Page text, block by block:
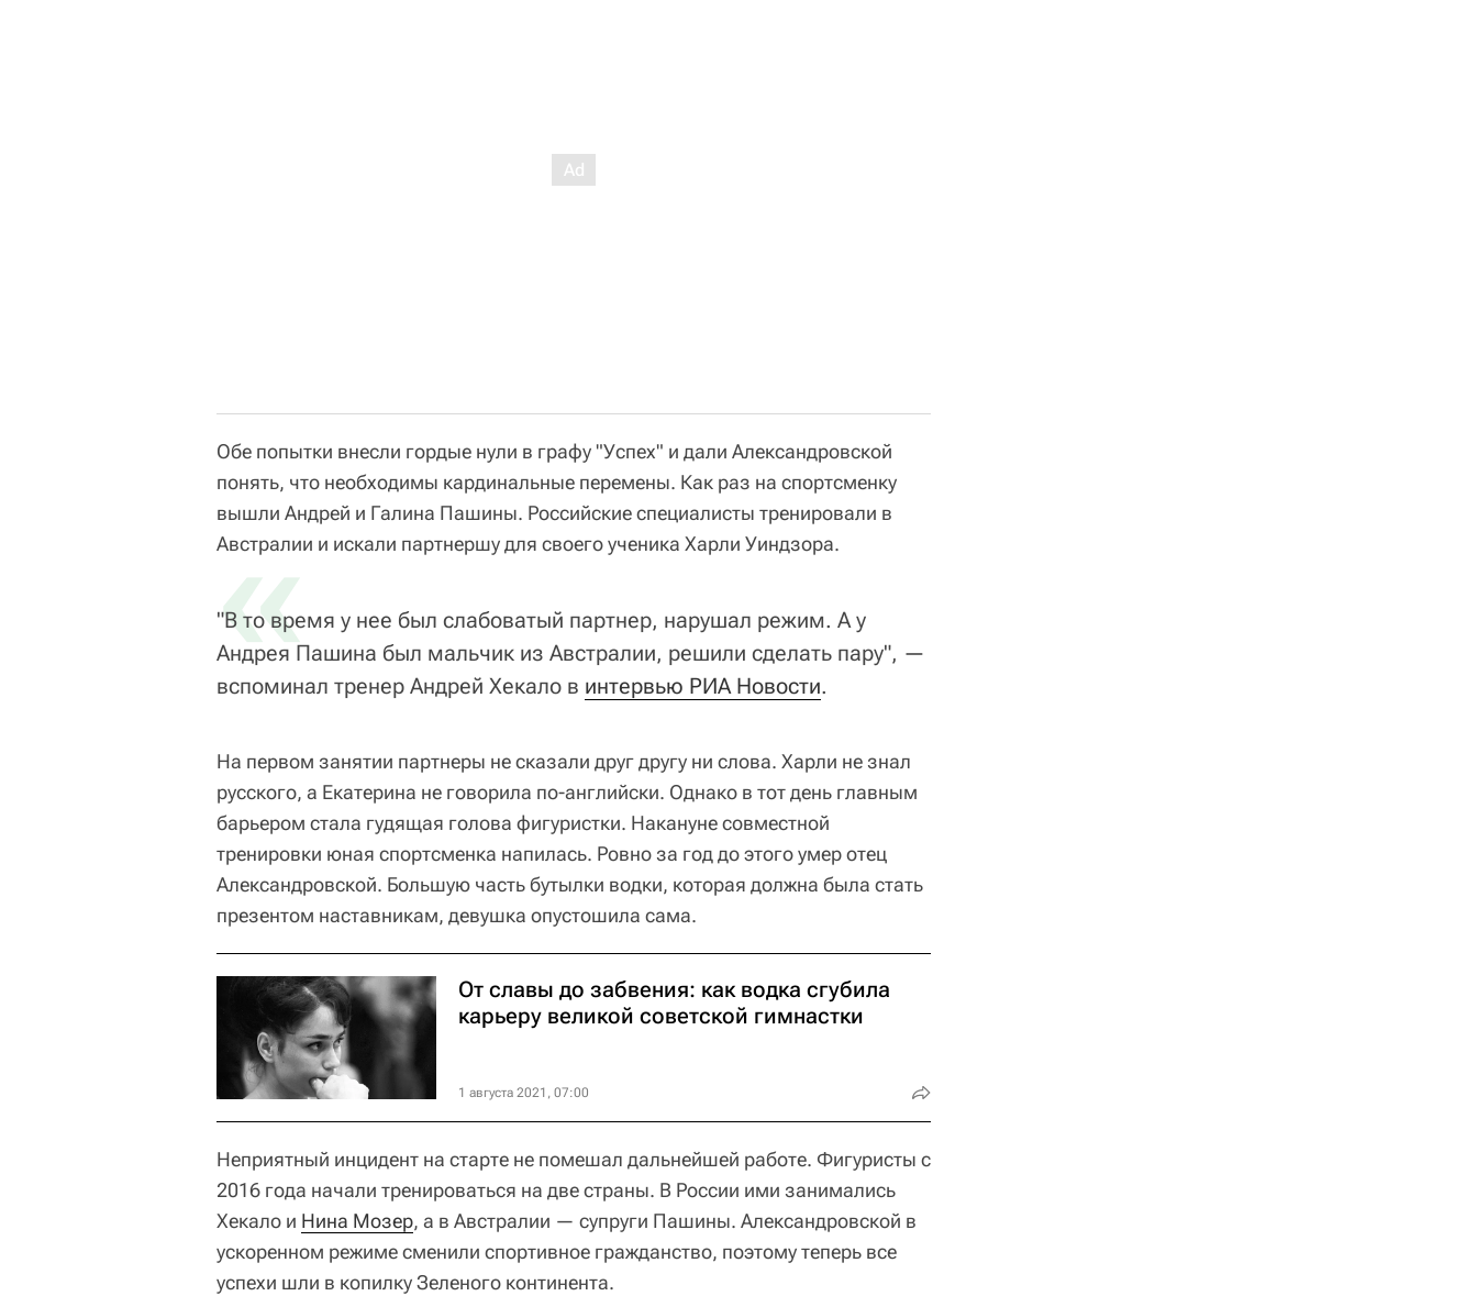
Обе попытки внесли гордые нули в графу "Успех" и дали Александровской
понять, что необходимы кардинальные перемены. Как раз на спортсменку
вышли Андрей и Галина Пашины. Российские специалисты тренировали в
Австралии и искали партнершу для своего ученика Харли Уиндзора.
«
"В то время у нее был слабоватый партнер, нарушал режим. А у
Андрея Пашина был мальчик из Австралии, решили сделать пару", —
вспоминал тренер Андрей Хекало в интервью РИА Новости.
На первом занятии партнеры не сказали друг другу ни слова. Харли не знал
русского, а Екатерина не говорила по-английски. Однако в тот день главным
барьером стала гудящая голова фигуристки. Накануне совместной
тренировки юная спортсменка напилась. Ровно за год до этого умер отец
Александровской. Большую часть бутылки водки, которая должна была стать
презентом наставникам, девушка опустошила сама.
От славы до забвения: как водка сгубила
карьеру великой советской гимнастки
1 августа 2021, 07:00
Неприятный инцидент на старте не помешал дальнейшей работе. Фигуристы с
2016 года начали тренироваться на две страны. В России ими занимались
Хекало и Нина Мозер, а в Австралии — супруги Пашины. Александровской в
ускоренном режиме сменили спортивное гражданство, поэтому теперь все
успехи шли в копилку Зеленого континента.